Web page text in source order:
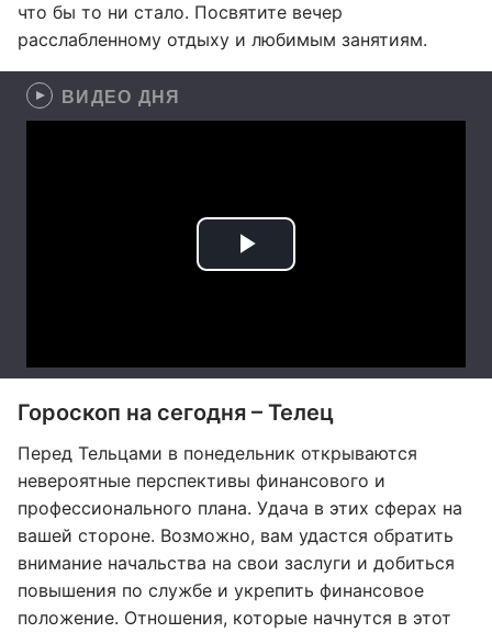
что бы то ни стало. Посвятите вечер
расслабленному отдыху и любимым занятиям.
ВИДЕО ДНЯ
Гороскоп на сегодня – Телец
Перед Тельцами в понедельник открываются
невероятные перспективы финансового и
профессионального плана. Удача в этих сферах на
вашей стороне. Возможно, вам удастся обратить
внимание начальства на свои заслуги и добиться
повышения по службе и укрепить финансовое
положение. Отношения, которые начнутся в этот